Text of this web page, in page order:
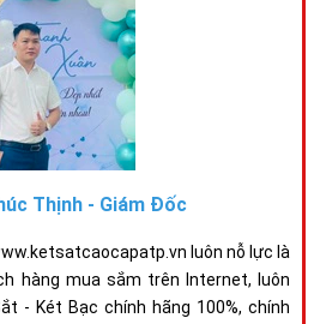
Thịnh - Giám Đốc
luôn nỗ lực là
hàng mua sắm trên Internet, luôn
- Két Bạc chính hãng 100%, chính